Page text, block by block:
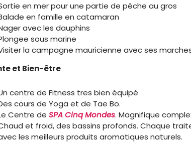
en mer pour une partie de pêche au gros
en famille en catamaran
avec les dauphins
sous marine
la campagne mauricienne avec ses
et Bien-être
centre de Fitness tres bien équipé
cours de Yoga et de Tae Bo.
Centre de SPACinq Mondes. Magnifique
et froid, des bassins profonds. Chaque
les meilleurs produits aromatiques